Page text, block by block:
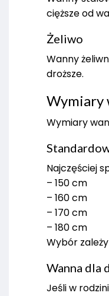
cięższe od
Żeliwo
Wanny
droższe.
Wymiary
Wymiary
Najczęściej
– 150 cm
– 160 cm
– 170 cm
– 180 cm
Wybór
Wanna dla
Jeśli w